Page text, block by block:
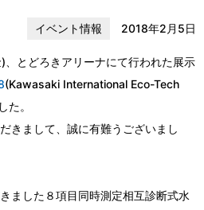
イベント情報 2018年2月5日
とどろきアリーナにて行われた展示
(Kawasaki International Eco-Tech
た。
きまして、誠に有難うございまし
ました８項目同時測定相互診断式水